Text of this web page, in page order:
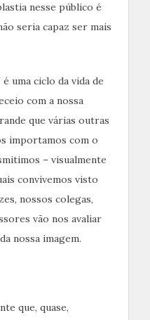
nesse público é
seria capaz ser mais
é uma ciclo da vida de
com a nossa
que várias outras
importamos com o
– visualmente
convivemos visto
nossos colegas,
vão nos avaliar
nossa imagem.
que, quase,